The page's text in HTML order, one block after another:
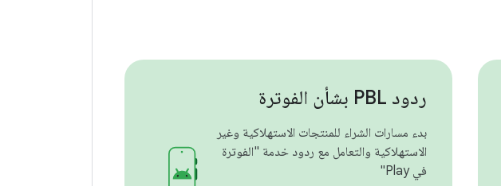
ردود PBL بشأن الفوترة
بدء مسارات الشراء للمنتجات الاستهلاكية وغير
الاستهلاكية والتعامل مع ردود خدمة "الفوترة
في Play"